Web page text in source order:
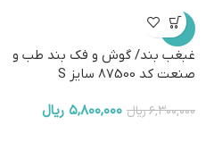
-8%
غبغب بند/ گوش و فک بند طب و
صنعت کد 87500 سایز S
۶,۳۰۰,۰۰۰ریال ۵,۸۰۰,۰۰۰ ریال